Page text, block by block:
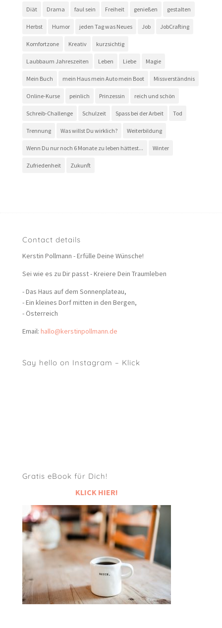
Diät Drama faul sein Freiheit genießen gestalten
Herbst Humor jeden Tag was Neues Job JobCrafting
Komfortzone Kreativ kurzsichtig
Laubbaum Jahreszeiten Leben Liebe Magie
Mein Buch mein Haus mein Auto mein Boot Missverständnis
Online-Kurse peinlich Prinzessin reich und schön
Schreib-Challenge Schulzeit Spass bei der Arbeit Tod
Trennung Was willst Du wirklich? Weiterbildung
Wenn Du nur noch 6 Monate zu leben hättest... Winter
Zufriedenheit Zukunft
Contact details
Kerstin Pollmann - Erfülle Deine Wünsche!
Sei wie es zu Dir passt - Kreiere Dein Traumleben
- Das Haus auf dem Sonnenplateau,
- Ein kleines Dorf mitten in den Bergen,
- Österreich
Email: hallo@kerstinpollmann.de
Say hello on Instagram – Klick
Gratis eBook für Dich!
KLICK HIER!